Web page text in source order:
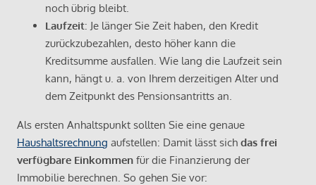
noch übrig bleibt.
Laufzeit: Je länger Sie Zeit haben, den Kredit
zurückzubezahlen, desto höher kann die
Kreditsumme ausfallen. Wie lang die Laufzeit sein
kann, hängt u. a. von Ihrem derzeitigen Alter und
dem Zeitpunkt des Pensionsantritts an.
Als ersten Anhaltspunkt sollten Sie eine genaue
Haushaltsrechnung aufstellen: Damit lässt sich das frei
verfügbare Einkommen für die Finanzierung der
Immobilie berechnen. So gehen Sie vor: